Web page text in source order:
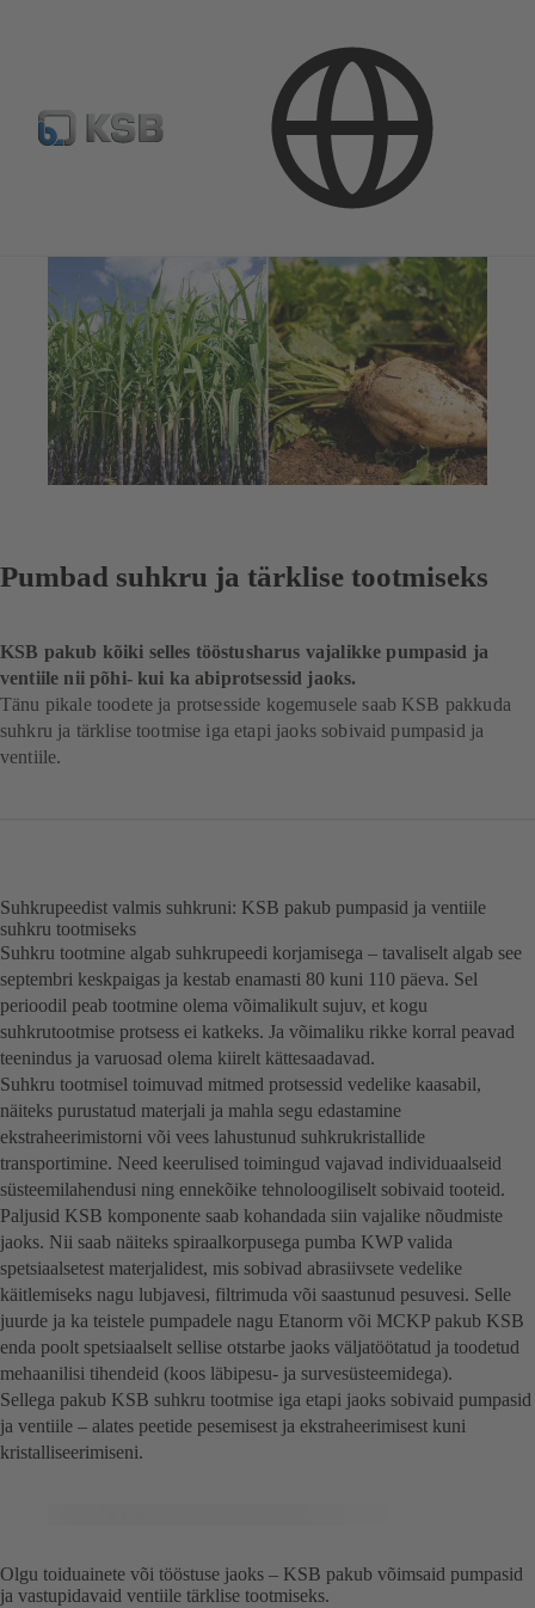
Tööstustehnoloogia Suhkrutööstus
Pumbad suhkru ja tärklise tootmiseks
KSB pakub kõiki selles tööstusharus vajalikke pumpasid ja
ventiile nii põhi- kui ka abiprotsessid jaoks.
Tänu pikale toodete ja protsesside kogemusele saab KSB pakkuda
suhkru ja tärklise tootmise iga etapi jaoks sobivaid pumpasid ja
ventiile.
Suhkrupeedist valmis suhkruni: KSB pakub pumpasid ja ventiile
suhkru tootmiseks
Suhkru tootmine algab suhkrupeedi korjamisega – tavaliselt algab see
septembri keskpaigas ja kestab enamasti 80 kuni 110 päeva. Sel
perioodil peab tootmine olema võimalikult sujuv, et kogu
suhkrutootmise protsess ei katkeks. Ja võimaliku rikke korral peavad
teenindus ja varuosad olema kiirelt kättesaadavad.
Suhkru tootmisel toimuvad mitmed protsessid vedelike kaasabil,
näiteks purustatud materjali ja mahla segu edastamine
ekstraheerimistorni või vees lahustunud suhkrukristallide
transportimine. Need keerulised toimingud vajavad individuaalseid
süsteemilahendusi ning ennekõike tehnoloogiliselt sobivaid tooteid.
Paljusid KSB komponente saab kohandada siin vajalike nõudmiste
jaoks. Nii saab näiteks spiraalkorpusega pumba KWP valida
spetsiaalsetest materjalidest, mis sobivad abrasiivsete vedelike
käitlemiseks nagu lubjavesi, filtrimuda või saastunud pesuvesi. Selle
juurde ja ka teistele pumpadele nagu Etanorm või MCKP pakub KSB
enda poolt spetsiaalselt sellise otstarbe jaoks väljatöötatud ja toodetud
mehaanilisi tihendeid (koos läbipesu- ja survesüsteemidega).
Sellega pakub KSB suhkru tootmise iga etapi jaoks sobivaid pumpasid
ja ventiile – alates peetide pesemisest ja ekstraheerimisest kuni
kristalliseerimiseni.
Olgu toiduainete või tööstuse jaoks – KSB pakub võimsaid pumpasid
ja vastupidavaid ventiile tärklise tootmiseks.